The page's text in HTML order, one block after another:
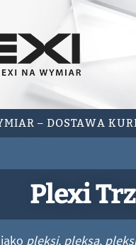
– DOSTAWA
Plexi
pleksi, pleksa,